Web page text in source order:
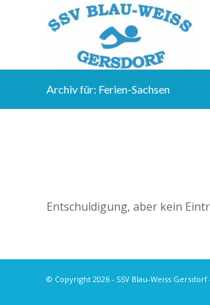
Archiv für: Ferien-Sachsen
Entschuldigung, aber kein
© Copyright 2026 - SSV Blau-Weiss